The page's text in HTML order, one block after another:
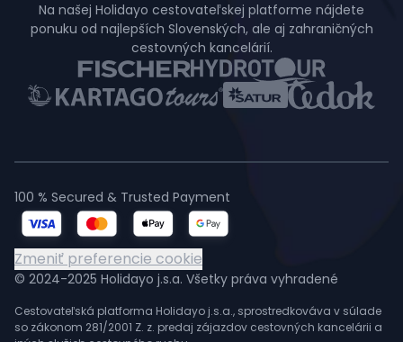
Na našej Holidayo cestovateľskej platforme nájdete
ponuku od najlepších Slovenských, ale aj zahraničných
cestovných kancelárií.
© 2024-2025 Holidayo j.s.a. Všetky práva vyhradené
Cestovateľská platforma Holidayo j.s.a., sprostredkováva v súlade
so zákonom 281/2001 Z. z. predaj zájazdov cestovných kancelárii a
100 % Secured & Trusted Payment
Zmeniť preferencie cookie